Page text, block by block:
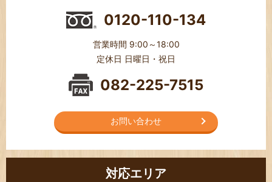
0120-110-134
営業時間 9:00～18:00
定休日 日曜日・祝日
082-225-7515
お問い合わせ
対応エリア